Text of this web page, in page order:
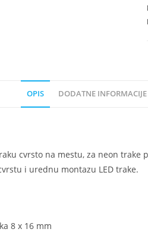
OPIS DODATNE INFORMACIJE
cvrsto na mestu, za neon
i urednu montazu LED trake.
8 x 16 mm